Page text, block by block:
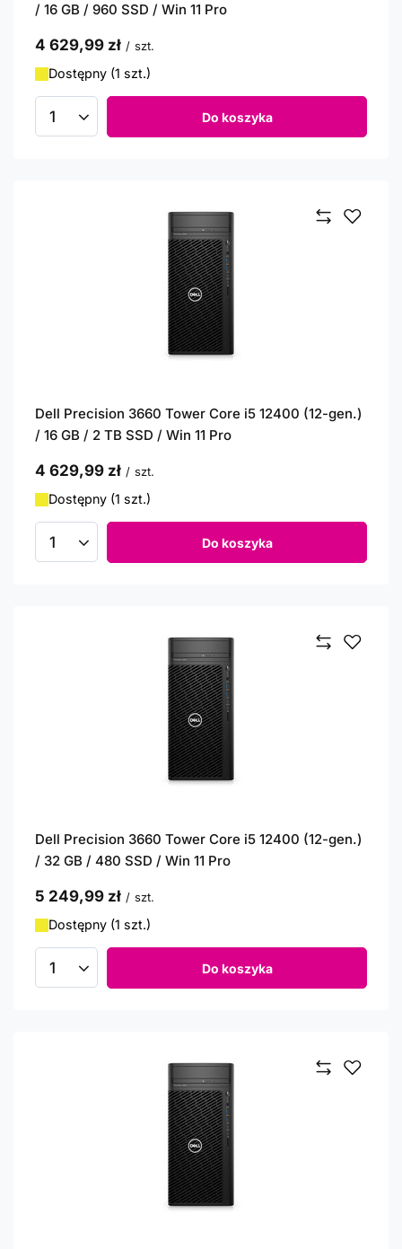
/ 16 GB / 960 SSD / Win 11 Pro
4 629,99 zł / szt.
Dostępny (1 szt.)
Ilość produktów Do koszyka
Dell Precision 3660 Tower Core i5 12400 (12-gen.)
/ 16 GB / 2 TB SSD / Win 11 Pro
4 629,99 zł / szt.
Dostępny (1 szt.)
Ilość produktów Do koszyka
Dell Precision 3660 Tower Core i5 12400 (12-gen.)
/ 32 GB / 480 SSD / Win 11 Pro
5 249,99 zł / szt.
Dostępny (1 szt.)
Ilość produktów Do koszyka